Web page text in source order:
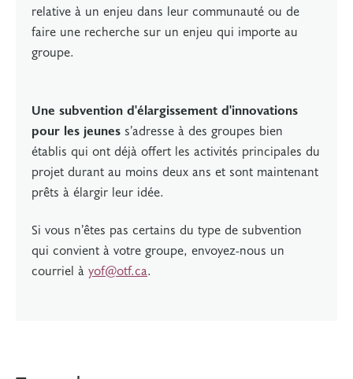
relative à un enjeu dans leur communauté ou de
faire une recherche sur un enjeu qui importe au
groupe.
Une subvention d'élargissement d'innovations
pour les jeunes s’adresse à des groupes bien
établis qui ont déjà offert les activités principales du
projet durant au moins deux ans et sont maintenant
prêts à élargir leur idée.
Si vous n’êtes pas certains du type de subvention
qui convient à votre groupe, envoyez-nous un
courriel à yof@otf.ca.